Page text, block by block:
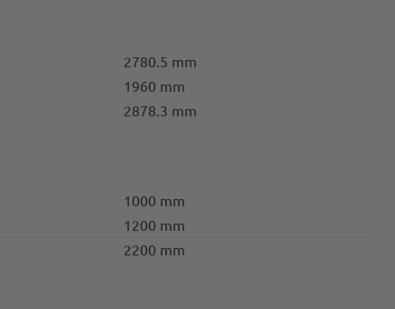
2780.5 mm
1960 mm
2878.3 mm
1000 mm
1200 mm
2200 mm